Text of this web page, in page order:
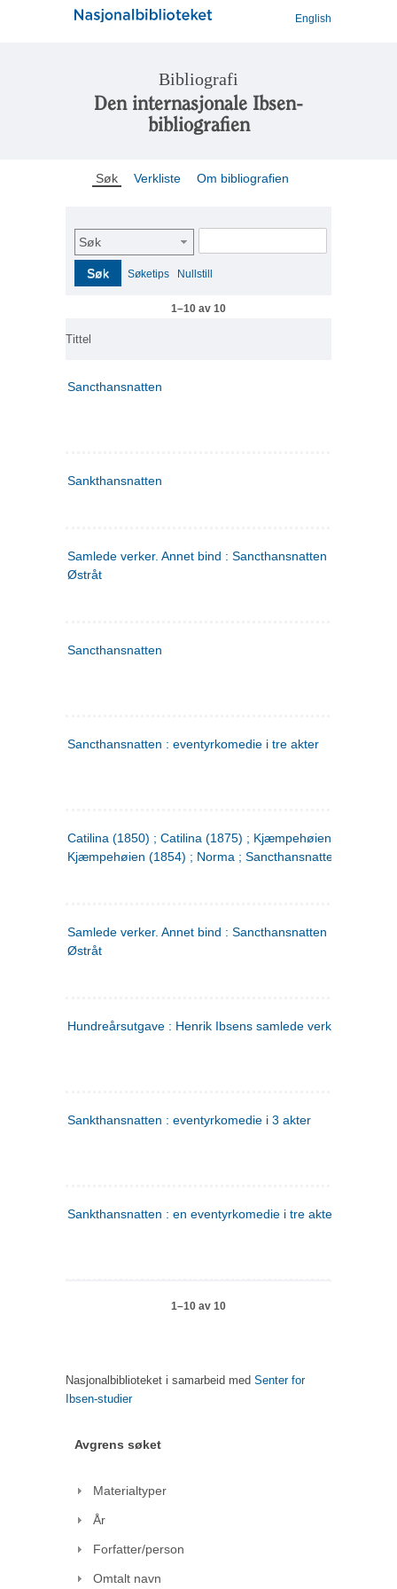
English
Bibliografi
Den internasjonale Ibsen-
bibliografien
Søk Verkliste Om bibliografien
Søk
Søk Søketips Nullstill
1–10 av 10
Tittel
Sancthansnatten
Sankthansnatten
Samlede verker. Annet bind : Sancthansnatten ; Fru Inger
Østråt
Sancthansnatten
Sancthansnatten : eventyrkomedie i tre akter
Catilina (1850) ; Catilina (1875) ; Kjæmpehøien (1850) ;
Kjæmpehøien (1854) ; Norma ; Sancthansnatten
Samlede verker. Annet bind : Sancthansnatten ; Fru Inger
Østråt
Hundreårsutgave : Henrik Ibsens samlede verker. 2
Sankthansnatten : eventyrkomedie i 3 akter
Sankthansnatten : en eventyrkomedie i tre akter
1–10 av 10
Nasjonalbiblioteket i samarbeid med Senter for
Ibsen-studier
Avgrens søket
Materialtyper
År
Forfatter/person
Omtalt navn